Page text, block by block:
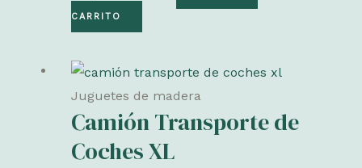
CARRITO
Juguetes de madera
Camión Transporte de
Coches XL